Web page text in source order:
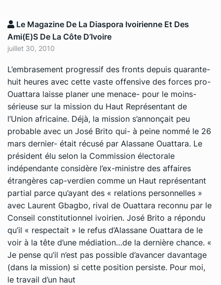
Le Magazine De La Diaspora Ivoirienne Et Des
Ami(e)s De La Côte D’Ivoire
juillet 30, 2010
L’embrasement progressif des fronts depuis quarante-
huit heures avec cette vaste offensive des forces pro-
Ouattara laisse planer une menace- pour le moins-
sérieuse sur la mission du Haut Représentant de
l’Union africaine. Déjà, la mission s’annonçait peu
probable avec un José Brito qui- à peine nommé le 26
mars dernier- était récusé par Alassane Ouattara. Le
président élu selon la Commission électorale
indépendante considère l’ex-ministre des affaires
étrangères cap-verdien comme un Haut représentant
partial parce qu’ayant des « relations personnelles »
avec Laurent Gbagbo, rival de Ouattara reconnu par le
Conseil constitutionnel ivoirien. José Brito a répondu
qu’il « respectait » le refus d’Alassane Ouattara de le
voir à la tête d’une médiation…de la dernière chance. «
Je pense qu’il n’est pas possible d’avancer davantage
(dans la mission) si cette position persiste. Pour moi,
le travail d’un haut